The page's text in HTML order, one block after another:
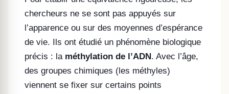
chercheurs ne se sont pas appuyés sur
l’apparence ou sur des moyennes d’espérance
de vie. Ils ont étudié un phénomène biologique
précis : la méthylation de l’ADN. Avec l’âge,
des groupes chimiques (les méthyles)
viennent se fixer sur certains points